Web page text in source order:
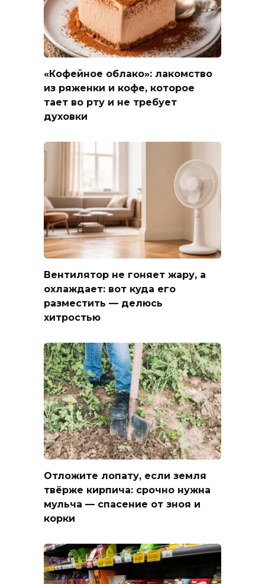
«Кофейное облако»: лакомство
из ряженки и кофе, которое
тает во рту и не требует
духовки
Вентилятор не гоняет жару, а
охлаждает: вот куда его
разместить — делюсь
хитростью
Отложите лопату, если земля
твёрже кирпича: срочно нужна
мульча — спасение от зноя и
корки